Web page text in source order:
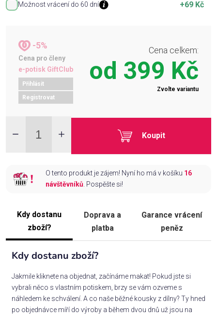
Možnost vrácení do 60 dní +69 Kč
-5%
Cena pro členy
e-potisk GiftClub
Přihlásit
Registrovat
Cena celkem:
od 399 Kč
Zvolte variantu
Koupit
O tento produkt je zájem! Nyní ho má v košíku 16
návštěvníků. Pospěšte si!
Kdy dostanu
zboží?
Doprava a
platba
Garance vrácení
peněz
Kdy dostanu zboží?
Jakmile kliknete na objednat, začínáme makat! Pokud jste si
vybrali něco s vlastním potiskem, brzy se vám ozveme s
náhledem ke schválení. A co naše běžné kousky z dílny? Ty hned
po objednávce míří do výroby a během dvou dnů už jsou na